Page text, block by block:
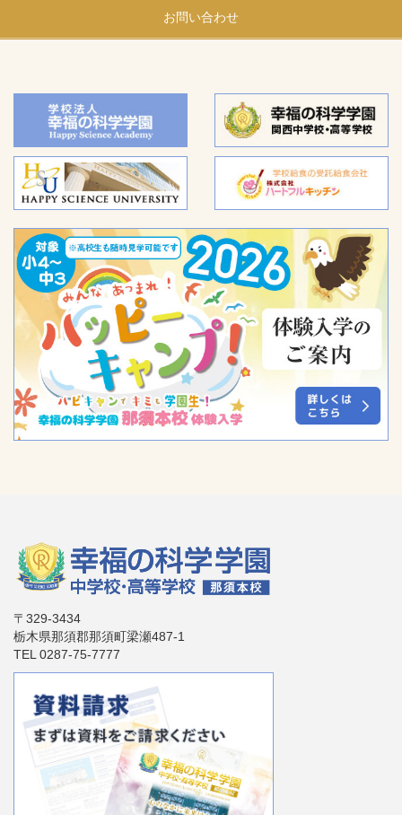
お問い合わせ
〒329-3434
栃木県那須郡那須町梁瀬487-1
TEL 0287-75-7777